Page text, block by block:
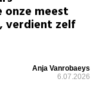
meest
verdient zelf
Anja Vanrobaeys
6.07.2026